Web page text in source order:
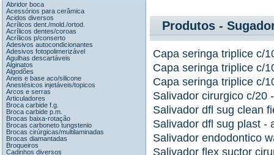
Abridor boca
Acessórios para cerâmica
Acidos diversos
Acrílicos dent./mold./ortod.
Acrílicos dentes/coroas
Acrílicos p/conserto
Adesivos autocondicionantes
Adesivos fotopolimerizável
Agulhas descartáveis
Alginatos
Algodões
Aneis e base aco/silicone
Anestésicos injetáveis/topicos
Arcos e serras
Articuladores
Broca carbide f.g.
Broca carbide p.m.
Brocas baixa-rotação
Brocas carboneto tungstenio
Brocas cirúrgicas/multilaminadas
Brocas diamantadas
Broqueiros
Cadinhos diversos
Produtos -
Capa seringa triplice c/
Capa seringa triplice c/
Capa seringa triplice c/
Salivador cirurgico c/20
Salivador dfl sug clean
Salivador dfl sug plast -
Salivador endodontico
Salivador flex suctor